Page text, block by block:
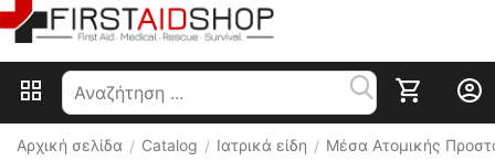
Αρχική σελίδα / Catalog / Ιατρικά είδη / Μέσα Ατομικής